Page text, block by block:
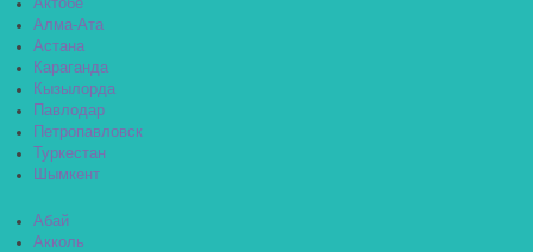
Актобе
Алма-Ата
Астана
Караганда
Кызылорда
Павлодар
Петропавловск
Туркестан
Шымкент
Абай
Акколь